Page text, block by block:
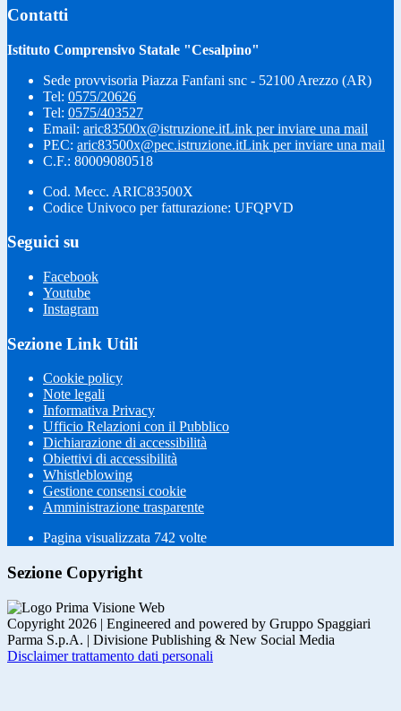
Contatti
Istituto Comprensivo Statale "Cesalpino"
Sede provvisoria Piazza Fanfani snc - 52100 Arezzo (AR)
Tel: 0575/20626
Tel: 0575/403527
Email: aric83500x@istruzione.itLink per inviare una mail
PEC: aric83500x@pec.istruzione.itLink per inviare una mail
C.F.: 80009080518
Cod. Mecc. ARIC83500X
Codice Univoco per fatturazione: UFQPVD
Seguici su
Facebook
Youtube
Instagram
Sezione Link Utili
Cookie policy
Note legali
Informativa Privacy
Ufficio Relazioni con il Pubblico
Dichiarazione di accessibilità
Obiettivi di accessibilità
Whistleblowing
Gestione consensi cookie
Amministrazione trasparente
Pagina visualizzata 742 volte
Sezione Copyright
Copyright 2026 | Engineered and powered by Gruppo Spaggiari
Parma S.p.A. | Divisione Publishing & New Social Media
Disclaimer trattamento dati personali